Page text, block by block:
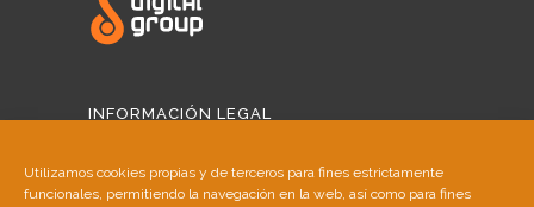
Utilizamos cookies propias y de terceros para fines estrictamente
funcionales, permitiendo la navegación en la web, así como para fines
INFORMACIÓN LEGAL